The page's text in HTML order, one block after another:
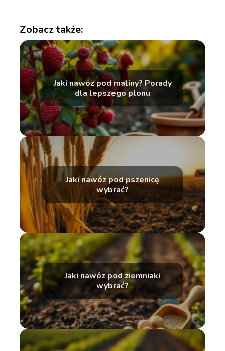
Zobacz także:
Jaki nawóz pod maliny? Porady
dla lepszego plonu
Jaki nawóz pod pszenicę
wybrać?
Jaki nawóz pod ziemniaki
wybrać?